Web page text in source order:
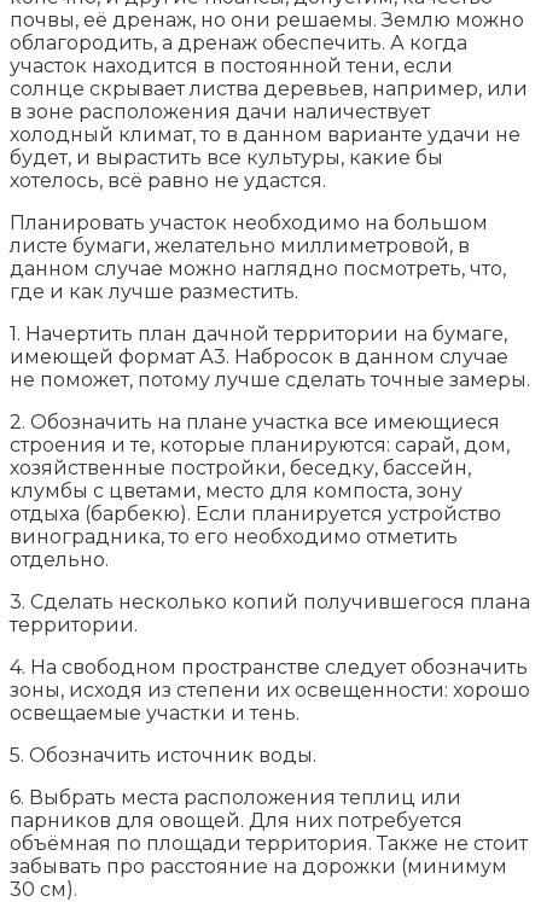
почвы, её дренаж, но они решаемы. Землю можно
облагородить, а дренаж обеспечить. А когда
участок находится в постоянной тени, если
солнце скрывает листва деревьев, например, или
в зоне расположения дачи наличествует
холодный климат, то в данном варианте удачи не
будет, и вырастить все культуры, какие бы
хотелось, всё равно не удастся.
Планировать участок необходимо на большом
листе бумаги, желательно миллиметровой, в
данном случае можно наглядно посмотреть, что,
где и как лучше разместить.
1. Начертить план дачной территории на бумаге,
имеющей формат А3. Набросок в данном случае
не поможет, потому лучше сделать точные замеры.
2. Обозначить на плане участка все имеющиеся
строения и те, которые планируются: сарай, дом,
хозяйственные постройки, беседку, бассейн,
клумбы с цветами, место для компоста, зону
отдыха (барбекю). Если планируется устройство
виноградника, то его необходимо отметить
отдельно.
3. Сделать несколько копий получившегося плана
территории.
4. На свободном пространстве следует обозначить
зоны, исходя из степени их освещенности: хорошо
освещаемые участки и тень.
5. Обозначить источник воды.
6. Выбрать места расположения теплиц или
парников для овощей. Для них потребуется
объёмная по площади территория. Также не стоит
забывать про расстояние на дорожки (минимум
30 см).